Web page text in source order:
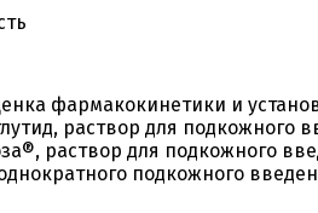
фармакокинетики и
раствор для подкожного
раствор для подкожного
подкожного